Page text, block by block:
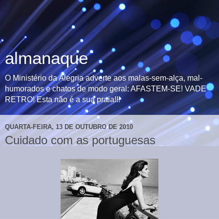
almanaque
O Ministério da Alegria adverte aos malas-sem-alça, mal-
humorados e chatos de modo geral: AFASTEM-SE! VADE
RETRO! Esta não é a sua praia!!!
QUARTA-FEIRA, 13 DE OUTUBRO DE 2010
Cuidado com as portuguesas